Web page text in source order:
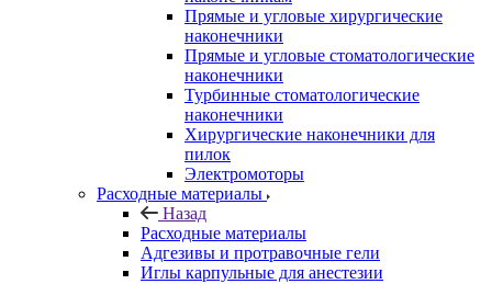
Прямые и угловые хирургические
наконечники
Прямые и угловые стоматологические
наконечники
Турбинные стоматологические
наконечники
Хирургические наконечники для
пилок
Электромоторы
Расходные материалы
Назад
Расходные материалы
Адгезивы и протравочные гели
Иглы карпульные для анестезии